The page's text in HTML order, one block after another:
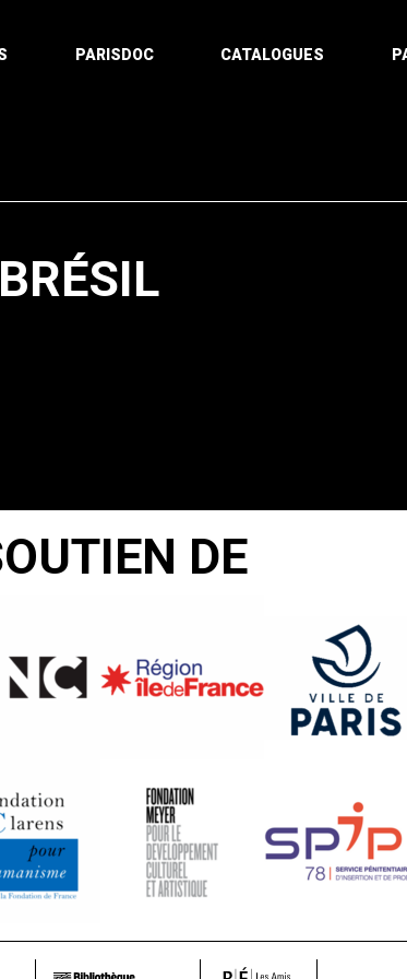
PARISDOC CATALOGUES
DE